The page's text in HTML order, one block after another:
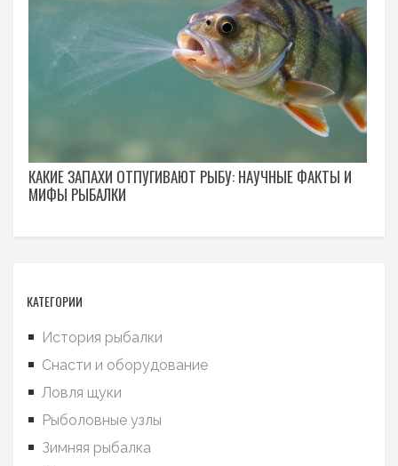
КАКИЕ ЗАПАХИ ОТПУГИВАЮТ РЫБУ: НАУЧНЫЕ ФАКТЫ И
МИФЫ РЫБАЛКИ
КАТЕГОРИИ
История рыбалки
Снасти и оборудование
Ловля щуки
Рыболовные узлы
Зимняя рыбалка